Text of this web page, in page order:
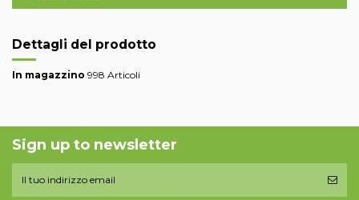
Dettagli del prodotto
In magazzino 998 Articoli
Sign up to newsletter